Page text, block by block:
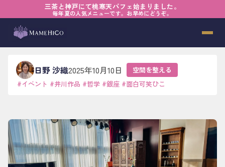
三茶と神戸にて桃寒天パフェ始まりました。
毎年夏の人気メニューです。お早めにどうぞ。
ブログ› 空間を整える› 偶然をデザインする
偶然をデザインする
日野 沙織2025年10月10日
空間を整える
#イベント #井川作品 #哲学 #銀座 #面白可笑ひこ